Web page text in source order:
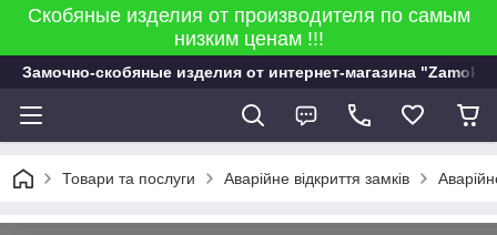
Скобяные изделия от производителя по самым
низким ценам !!!
Замочно-скобяные изделия от интернет-магазина "Zamok
Товари та послуги Аварійне відкриття замків